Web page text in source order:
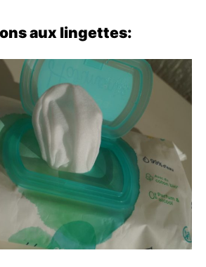
aux lingettes: